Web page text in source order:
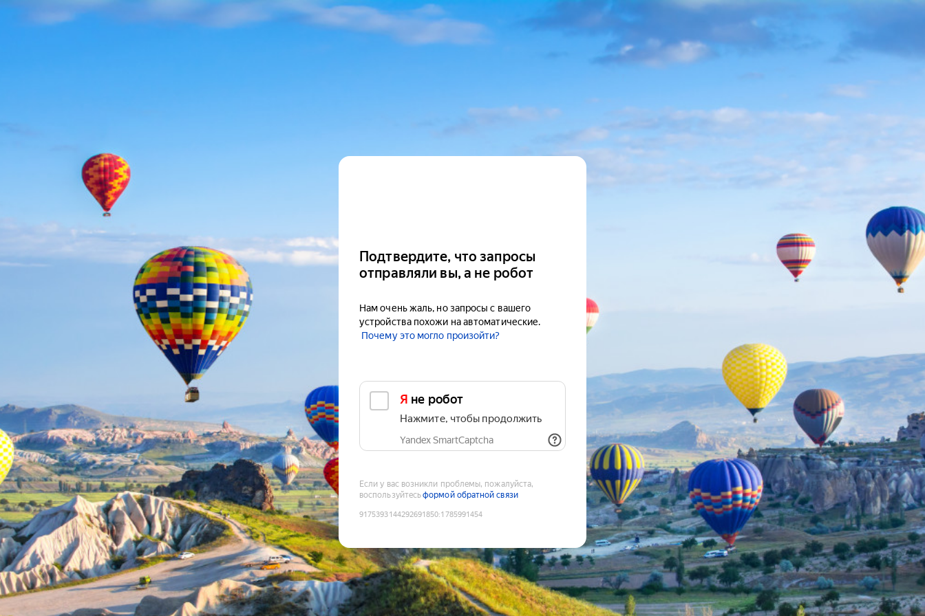
Подтвердите, что запросы
отправляли вы, а не робот
Нам очень жаль, но запросы с вашего
устройства похожи на автоматические.
Почему это могло произойти?
Я не робот
Нажмите, чтобы продолжить
Yandex SmartCaptcha
Если у вас возникли проблемы, пожалуйста,
воспользуйтесьформой обратной связи
9175393144292691850:1785991454